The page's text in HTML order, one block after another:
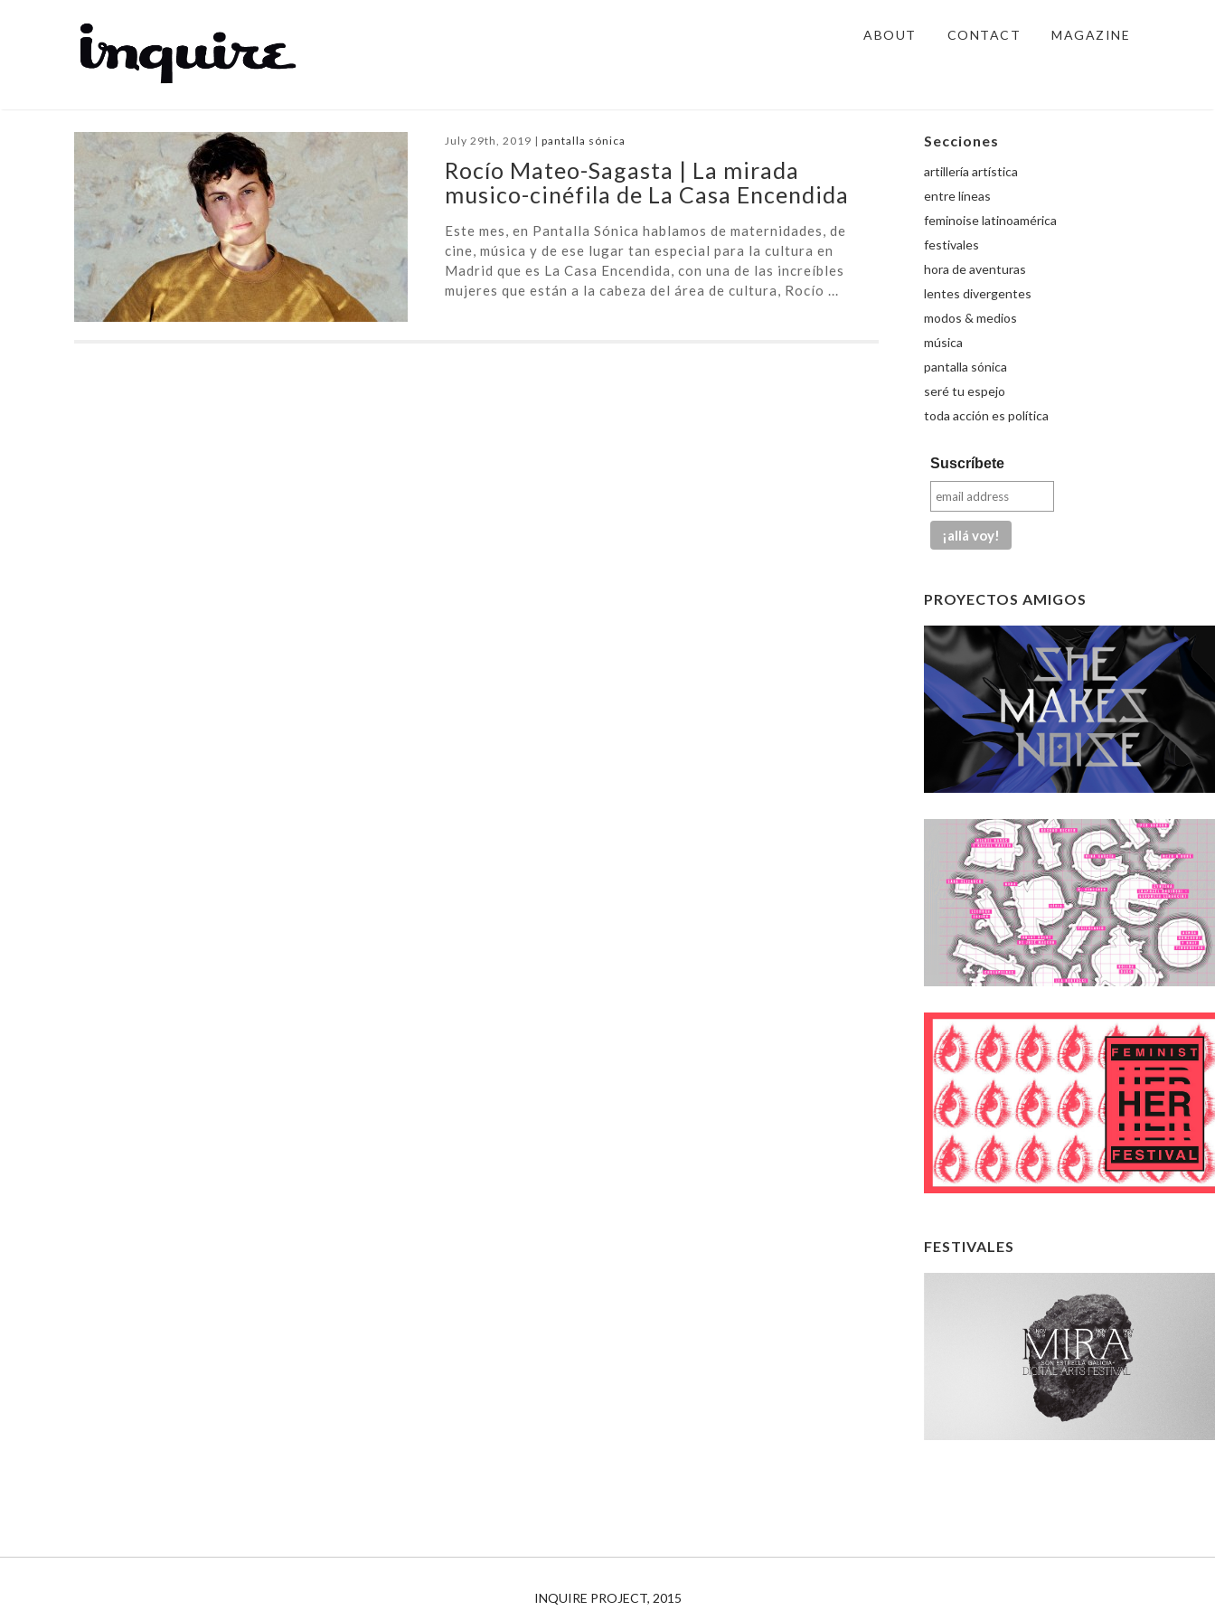
ABOUT CONTACT MAGAZINE
July 29th, 2019 | pantalla sónica
Rocío Mateo-Sagasta | La mirada
musico-cinéfila de La Casa Encendida
Este mes, en Pantalla Sónica hablamos de maternidades, de
cine, música y de ese lugar tan especial para la cultura en
Madrid que es La Casa Encendida, con una de las increíbles
mujeres que están a la cabeza del área de cultura, Rocío ...
Secciones
artillería artística
entre líneas
feminoise latinoamérica
festivales
hora de aventuras
lentes divergentes
modos & medios
música
pantalla sónica
seré tu espejo
toda acción es política
Suscríbete
PROYECTOS AMIGOS
FESTIVALES
INQUIRE PROJECT, 2015